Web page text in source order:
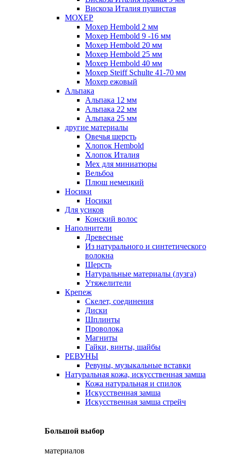
Вискоза Италия пушистая
МОХЕР
Мохер Hembold 2 мм
Мохер Hembold 9 -16 мм
Мохер Hembold 20 мм
Мохер Hembold 25 мм
Мохер Hembold 40 мм
Мохер Steiff Schulte 41-70 мм
Мохер ежовый
Альпака
Альпака 12 мм
Альпака 22 мм
Альпака 25 мм
другие материалы
Овечья шерсть
Хлопок Hembold
Хлопок Италия
Мех для миниатюры
Вельбоа
Плюш немецкий
Носики
Носики
Для усиков
Конский волос
Наполнители
Древесные
Из натурального и синтетического
волокна
Шерсть
Натуральные материалы (лузга)
Утяжелители
Крепеж
Скелет, соединения
Диски
Шплинты
Проволока
Магниты
Гайки, винты, шайбы
РЕВУНЫ
Ревуны, музыкальные вставки
Натуральная кожа, искусственная замша
Кожа натуральная и спилок
Искусственная замша
Искусственная замша стрейч
Большой выбор
материалов